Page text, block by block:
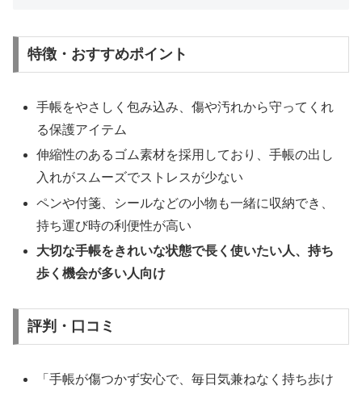
特徴・おすすめポイント
手帳をやさしく包み込み、傷や汚れから守ってくれ
る保護アイテム
伸縮性のあるゴム素材を採用しており、手帳の出し
入れがスムーズでストレスが少ない
ペンや付箋、シールなどの小物も一緒に収納でき、
持ち運び時の利便性が高い
大切な手帳をきれいな状態で長く使いたい人、持ち
歩く機会が多い人向け
評判・口コミ
「手帳が傷つかず安心で、毎日気兼ねなく持ち歩け